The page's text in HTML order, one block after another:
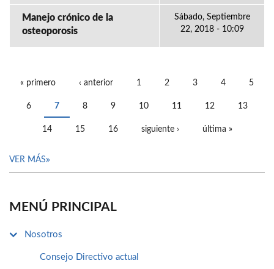
Manejo crónico de la
osteoporosis
Sábado, Septiembre
22, 2018 - 10:09
« primero ‹ anterior 1 2 3 4 5
6 7 8 9 10 11 12 13
14 15 16 siguiente › última »
VER MÁS
MENÚ PRINCIPAL
Nosotros
Consejo Directivo actual